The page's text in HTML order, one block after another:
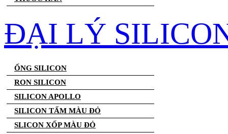
ĐẠI LÝ
ỐNG SILICON
RON SILICON
SILICON APOLLO
SILICON TẤM MÀU ĐỎ
SLICON XỐP MÀU ĐỎ